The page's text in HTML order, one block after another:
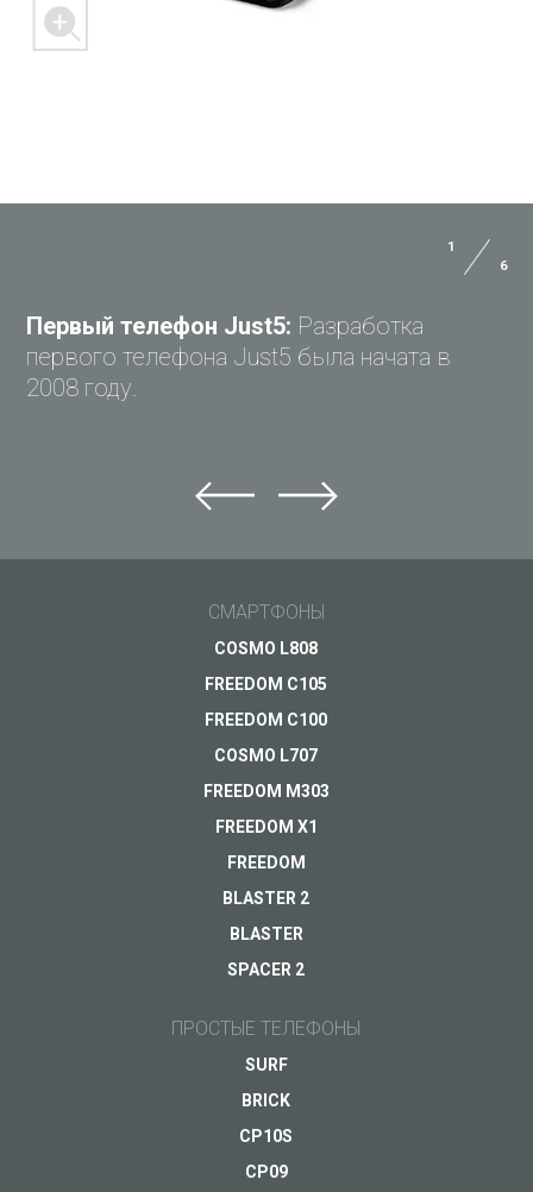
Не можете найти ответ?
1
6
Первый телефон Just5: Разработка
первого телефона Just5 была начата в
2008 году.
СМАРТФОНЫ
COSMO L808
FREEDOM C105
FREEDOM C100
COSMO L707
FREEDOM M303
FREEDOM X1
FREEDOM
BLASTER 2
BLASTER
SPACER 2
ПРОСТЫЕ ТЕЛЕФОНЫ
SURF
BRICK
CP10S
CP09